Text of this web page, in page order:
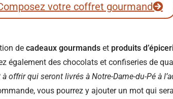
votre coffret gourmand
de cadeaux gourmands et produits
également des chocolats et confiseries de
offrir qui seront livrés à Notre-Dame-du-Pé à
vous pourrez y ajouter un mot qui